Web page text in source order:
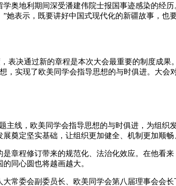
地利期间深受潘建伟院士报国事迹感染的经历
表示，既要讲好中国式现代化的新疆故事，
决通过新的章程是本次大会最重要的制度成果
，实现了欧美同学会指导思想的与时俱进。大
，欧美同学会指导思想的与时俱进，为组织
奠定坚实基础，让组织更加健全、机制更加顺畅
程修订带来的规范化、法治化效应。在他看
同心圆也将越画越大。
委会副委员长、欧美同学会第八届理事会会